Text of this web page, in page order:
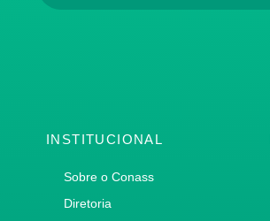
INSTITUCIONAL
Sobre o Conass
Diretoria